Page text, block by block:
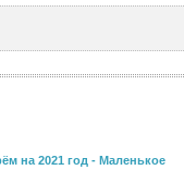
на 2021 год - Маленькое